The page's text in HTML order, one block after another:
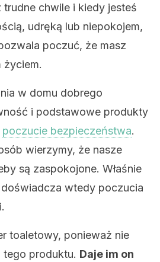
chwile i kiedy jesteś
udręką lub niepokojem,
poczuć, że masz
życiem.
w domu dobrego
i podstawowe produkty
poczucie bezpieczeństwa.
wierzymy, że nasze
są zaspokojone. Właśnie
wtedy poczucia
toaletowy, ponieważ nie
produktu. Daje im on